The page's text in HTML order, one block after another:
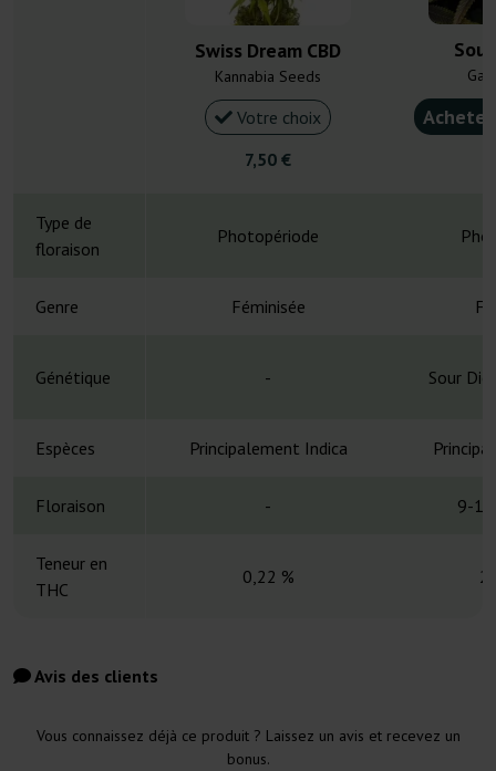
Swiss Dream CBD
Kannabia Seeds
Votre choix
7,50 €
Type de
floraison
Photopériode
Genre Féminisée
Génétique - Sour
Espèces Principalement Indica
Floraison - 9-11
Teneur en
THC
0,22 %
Avis des clients
Vous connaissez déjà ce produit ? Laissez un avis et recevez un
bonus.